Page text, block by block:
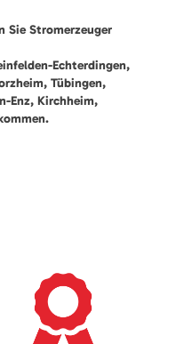
Sie Stromerzeuger
Echterdingen,
Tübingen,
Enz, Kirchheim,